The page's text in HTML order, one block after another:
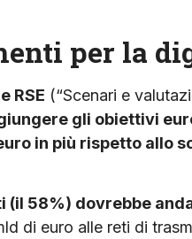
per la
RSE (“Scenari e
gli obiettivi
in più rispetto allo
(il 58%) dovrebbe
di euro alle reti di